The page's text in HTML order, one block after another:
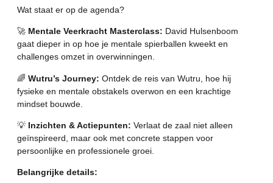
Wat staat er op de agenda?
🚀 Mentale Veerkracht Masterclass: David Hulsenboom
gaat dieper in op hoe je mentale spierballen kweekt en
challenges omzet in overwinningen.
🌈 Wutru’s Journey: Ontdek de reis van Wutru, hoe hij
fysieke en mentale obstakels overwon en een krachtige
mindset bouwde.
💡 Inzichten & Actiepunten: Verlaat de zaal niet alleen
geïnspireerd, maar ook met concrete stappen voor
persoonlijke en professionele groei.
Belangrijke details: